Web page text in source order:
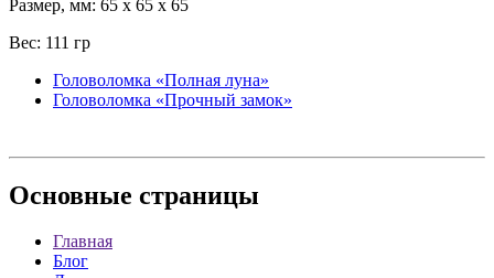
Размер, мм: 65 x 65 x 65
Вес: 111 гр
Головоломка «Полная луна»
Головоломка «Прочный замок»
Основные страницы
Главная
Блог